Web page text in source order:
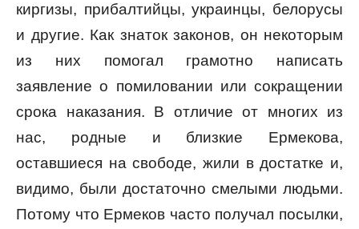
киргизы, прибалтийцы, украинцы, белорусы
и другие. Как знаток законов, он некоторым
из них помогал грамотно написать
заявление о помиловании или сокращении
срока наказания. В отличие от многих из
нас, родные и близкие Ермекова,
оставшиеся на свободе, жили в достатке и,
видимо, были достаточно смелыми людьми.
Потому что Ермеков часто получал посылки,